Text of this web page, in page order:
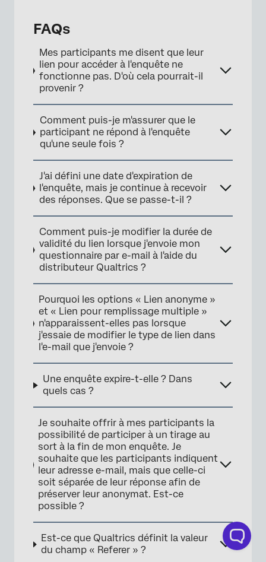
FAQs
Mes participants me disent que leur
lien pour accéder à l'enquête ne
fonctionne pas. D'où cela pourrait-il
provenir ?
Comment puis-je m'assurer que le
participant ne répond à l'enquête
qu'une seule fois ?
J'ai défini une date d'expiration de
l'enquête, mais je continue à recevoir
des réponses. Que se passe-t-il ?
Comment puis-je modifier la durée de
validité du lien lorsque j'envoie mon
questionnaire par e-mail à l'aide du
distributeur Qualtrics ?
Pourquoi les options « Lien anonyme »
et « Lien pour remplissage multiple »
n'apparaissent-elles pas lorsque
j'essaie de modifier le type de lien dans
l'e-mail que j'envoie ?
Une enquête expire-t-elle ? Dans
quels cas ?
Je souhaite offrir à mes participants la
possibilité de participer à un tirage au
sort à la fin de mon enquête. Je
souhaite que les participants indiquent
leur adresse e-mail, mais que celle-ci
soit séparée de leur réponse afin de
préserver leur anonymat. Est-ce
possible ?
Est-ce que Qualtrics définit la valeur
du champ « Referer » ?